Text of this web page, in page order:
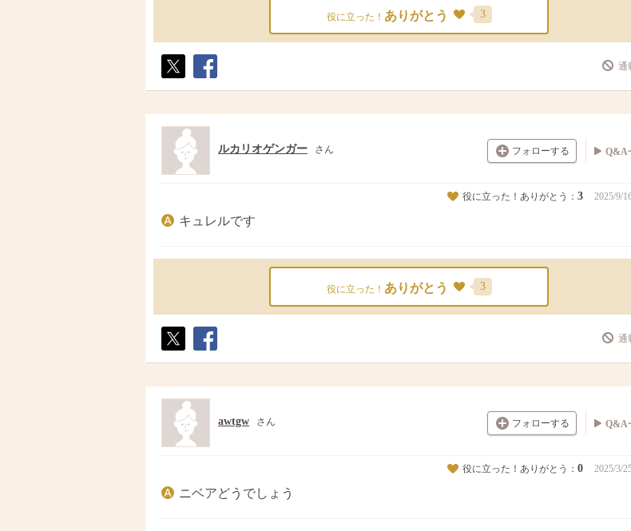
役に立った！ ありがとう 3
ト
ア
通
フォローする
ルカリオゲンガー さん Q&A
役に立った！ありがとう： 3 2025/9/
キュレルです
役に立った！ ありがとう 3
ト
ア
通
フォローする
awtgw さん Q&A
役に立った！ありがとう： 0 2025/3/
ニベアどうでしょう